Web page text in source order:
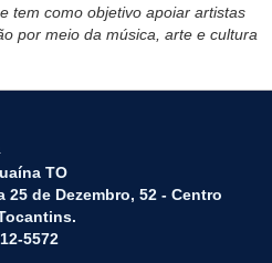
tem como objetivo apoiar artistas
por meio da música, arte e cultura
TO
25 de Dezembro, 52 - Centro
5572